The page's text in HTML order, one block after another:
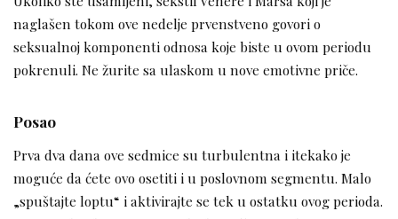
naglašen tokom ove nedelje prvenstveno govori o
seksualnoj komponenti odnosa koje biste u ovom periodu
pokrenuli. Ne žurite sa ulaskom u nove emotivne priče.
Posao
Prva dva dana ove sedmice su turbulentna i itekako je
moguće da ćete ovo osetiti i u poslovnom segmentu. Malo
„spuštajte loptu“ i aktivirajte se tek u ostatku ovog perioda.